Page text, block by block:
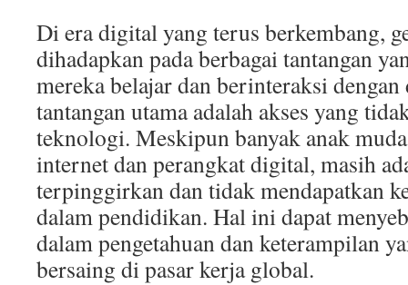
Di era digital yang terus berkembang,
dihadapkan pada berbagai tantangan
mereka belajar dan berinteraksi dengan
tantangan utama adalah akses yang
teknologi. Meskipun banyak anak
internet dan perangkat digital, masih
terpinggirkan dan tidak mendapatkan
dalam pendidikan. Hal ini dapat
dalam pengetahuan dan keterampilan
bersaing di pasar kerja global.